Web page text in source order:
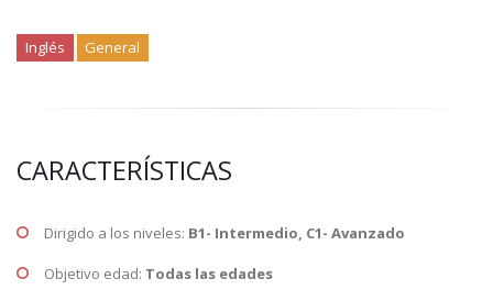
Inglés General
CARACTERÍSTICAS
Dirigido a los niveles: B1- Intermedio, C1- Avanzado
Objetivo edad: Todas las edades